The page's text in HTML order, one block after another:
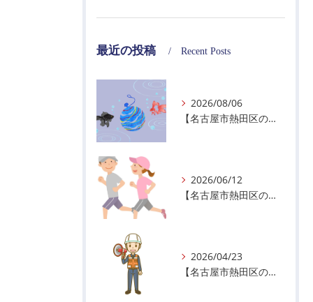
最近の投稿 Recent Posts
2026/08/06
【名古屋市熱田区の警備会社】夏季休業のお知らせ
2026/06/12
【名古屋市熱田区の警備会社】暑熱順化で熱中症対策を！
2026/04/23
【名古屋市熱田区の警備会社】GWの面接状況について！